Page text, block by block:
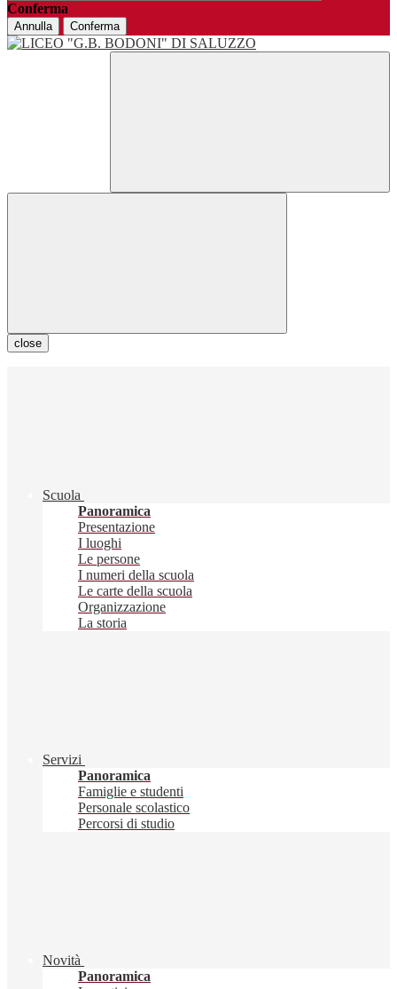
Conferma
Annulla Conferma
close
Scuola
Panoramica
Presentazione
I luoghi
Le persone
I numeri della scuola
Le carte della scuola
Organizzazione
La storia
Servizi
Panoramica
Famiglie e studenti
Personale scolastico
Percorsi di studio
Novità
Panoramica